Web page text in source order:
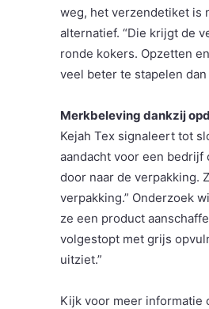
weg, het verzendetiket is
alternatief. “Die krijgt de
ronde kokers. Opzetten
veel beter te stapelen dan
Merkbeleving dankzij
Kejah Tex signaleert tot
aandacht voor een
door naar de verpakking.
verpakking.” Onderzoek
ze een product
volgestopt met grijs
uitziet.”
Kijk voor meer informatie